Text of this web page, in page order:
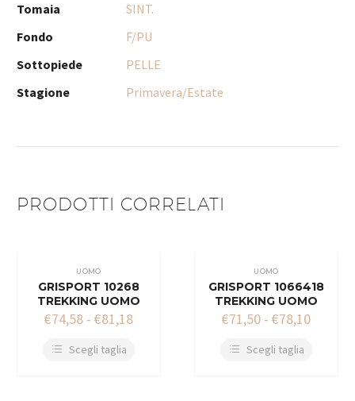
Tomaia
SINT.
Fondo
F/PU
Sottopiede
PELLE
Stagione
Primavera/Estate
PRODOTTI CORRELATI
UOMO
GRISPORT 10268
TREKKING UOMO
€74,58 - €81,18
Scegli taglia
UOMO
GRISPORT 1066418
TREKKING UOMO
€71,50 - €78,10
Scegli taglia